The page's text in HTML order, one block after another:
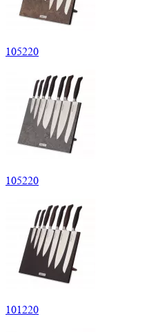
105220
105220
101220